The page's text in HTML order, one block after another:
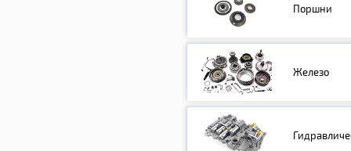
Поршни
Железо